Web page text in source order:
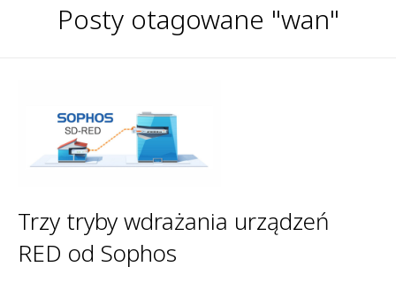
Backup-Solutions
Kerio
Serwery pocztowe
Usługi
Szkolenia
Kontakt
Posty otagowane "wan"
Trzy tryby wdrażania urządzeń
RED od Sophos